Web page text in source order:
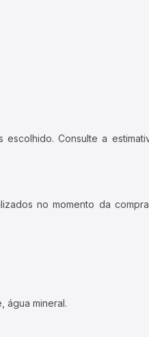
Consulte a
no momento da
água mineral.